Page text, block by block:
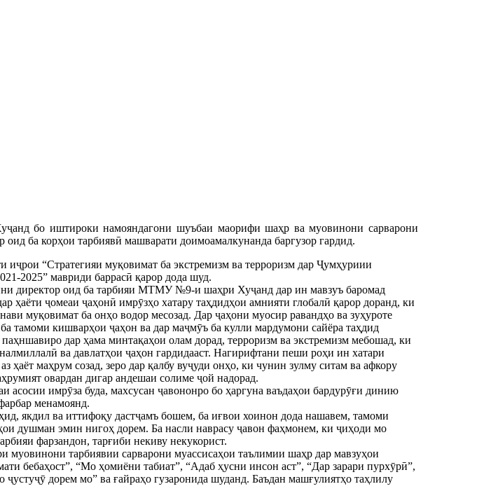
бо иштироки намояндагони шуъбаи маорифи шаҳр ва муовинони сарварони
ба корҳои тарбиявӣ машварати доимоамалкунанда баргузор гардид.
иҷрои “Стратегияи муқовимат ба экстремизм ва терроризм дар Ҷумҳуриии
2025” мавриди баррасӣ қарор дода шуд.
директор оид ба тарбияи МТМУ №9-и шаҳри Хуҷанд дар ин мавзуъ баромад
ҳаёти ҷомеаи ҷаҳонӣ имрӯзҳо хатару таҳдидҳои амнияти глобалӣ қарор доранд, ки
муқовимат ба онҳо водор месозад. Дар ҷаҳони муосир равандҳо ва зуҳуроте
тамоми кишварҳои ҷаҳон ва дар маҷмӯъ ба кулли мардумони сайёра таҳдид
дар ҳама минтақаҳои олам дорад, терроризм ва экстремизм мебошад, ки
ва давлатҳои ҷаҳон гардидааст. Нагирифтани пеши роҳи ин хатари
ҳаёт маҳрум созад, зеро дар қалбу вуҷуди онҳо, ки чунин зулму ситам ва афкору
овардан дигар андешаи солиме ҷой надорад.
асосии имрӯза буда, махсусан ҷавононро бо ҳаргуна ваъдаҳои бардурӯғи динию
менамоянд.
якдил ва иттифоқу дастҷамъ бошем, ба иғвои хоинон дода нашавем, тамоми
душман эмин нигоҳ дорем. Ба насли наврасу ҷавон фаҳмонем, ки ҷиҳоди мо
фарзандон, тарғиби некиву некукорист.
муовинони тарбиявии сарварони муассисаҳои таълимии шаҳр дар мавзуҳои
бебаҳост”, “Мо ҳомиёни табиат”, “Адаб ҳусни инсон аст”, “Дар зарари пурхӯрӣ”,
дорем мо” ва ғайраҳо гузаронида шуданд. Баъдан машғулиятҳо таҳлилу